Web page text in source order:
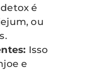
é
ou
Isso
e